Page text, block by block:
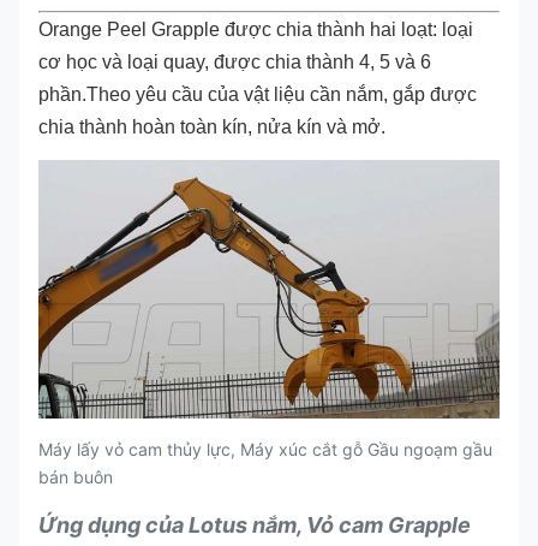
Orange Peel Grapple được chia thành hai loạt: loại
cơ học và loại quay, được chia thành 4, 5 và 6
phần.Theo yêu cầu của vật liệu cần nắm, gắp được
chia thành hoàn toàn kín, nửa kín và mở.
Máy lấy vỏ cam thủy lực, Máy xúc cắt gỗ Gầu ngoạm gầu
bán buôn
Ứng dụng của Lotus nắm, Vỏ cam Grapple